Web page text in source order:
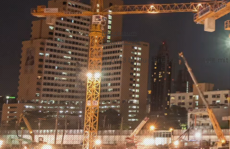
Impressum
Datenschutz
© 2023 byBus-Brücke.de - Erstellt mit